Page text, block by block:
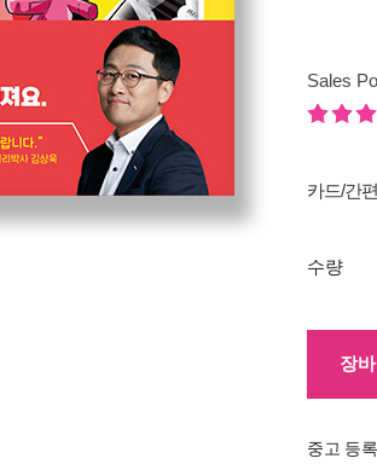
Sales
카드/간
수량
장
중고 등